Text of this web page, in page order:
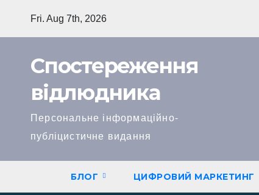
Fri. Aug 7th, 2026
Спостереження
відлюдника
Персональне інформаційно-
публіцистичне видання
БЛОГ ЦИФРОВИЙ МАРКЕТИНГ